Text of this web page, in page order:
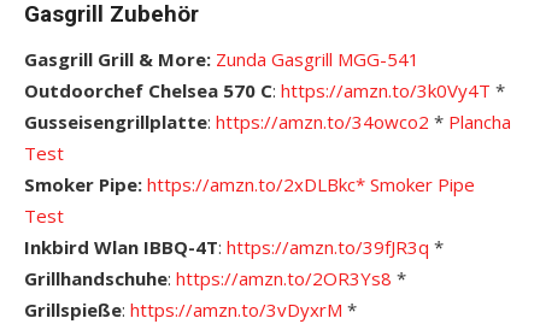
Gasgrill Zubehör
Gasgrill Grill & More: Zunda Gasgrill MGG-541
Outdoorchef Chelsea 570 C: https://amzn.to/3k0Vy4T *
Gusseisengrillplatte: https://amzn.to/34owco2 * Plancha
Test
Smoker Pipe: https://amzn.to/2xDLBkc* Smoker Pipe
Test
Inkbird Wlan IBBQ-4T: https://amzn.to/39fJR3q *
Grillhandschuhe: https://amzn.to/2OR3Ys8 *
Grillspieße: https://amzn.to/3vDyxrM *